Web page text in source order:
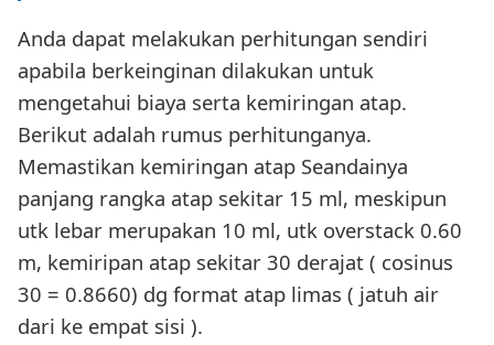
Anda dapat melakukan perhitungan sendiri
apabila berkeinginan dilakukan untuk
mengetahui biaya serta kemiringan atap.
Berikut adalah rumus perhitunganya.
Memastikan kemiringan atap Seandainya
panjang rangka atap sekitar 15 ml, meskipun
utk lebar merupakan 10 ml, utk overstack 0.60
m, kemiripan atap sekitar 30 derajat ( cosinus
30 = 0.8660) dg format atap limas ( jatuh air
dari ke empat sisi ).